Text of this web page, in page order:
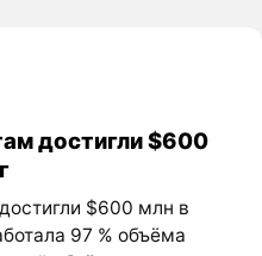
достигли $600
$600 млн в
97 % объёма